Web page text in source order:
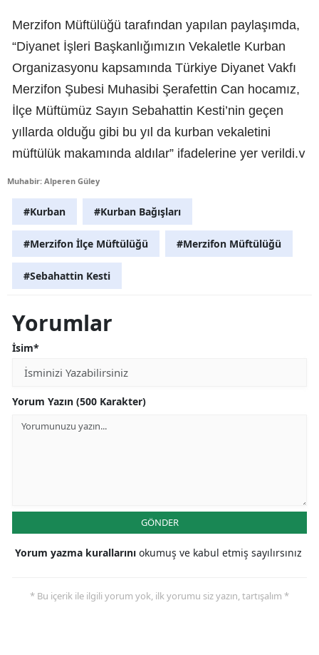
Merzifon Müftülüğü tarafından yapılan paylaşımda,
“Diyanet İşleri Başkanlığımızın Vekaletle Kurban
Organizasyonu kapsamında Türkiye Diyanet Vakfı
Merzifon Şubesi Muhasibi Şerafettin Can hocamız,
İlçe Müftümüz Sayın Sebahattin Kesti’nin geçen
yıllarda olduğu gibi bu yıl da kurban vekaletini
müftülük makamında aldılar” ifadelerine yer verildi.v
Muhabir: Alperen Güley
#Kurban #Kurban Bağışları
#Merzifon İlçe Müftülüğü #Merzifon Müftülüğü
#Sebahattin Kesti
Yorumlar
İsim*
Yorum Yazın (500 Karakter)
GÖNDER
Yorum yazma kurallarını okumuş ve kabul etmiş sayılırsınız
* Bu içerik ile ilgili yorum yok, ilk yorumu siz yazın, tartışalım *